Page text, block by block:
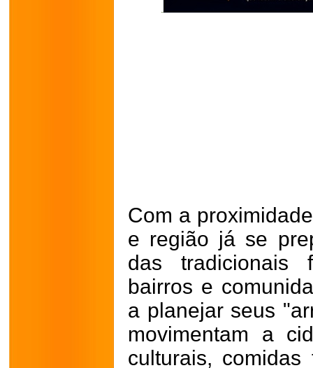
Com a
e região já se
das tradicionais
bairros e
a planejar seus
movimentam a
culturais,